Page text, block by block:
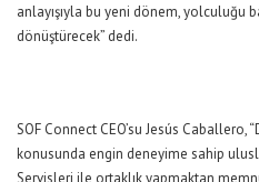
anlayışıyla bu yeni dönem, yolculuğu
dönüştürecek” dedi.
SOF Connect CEO’su Jesús Caballero,
konusunda engin deneyime sahip
Servisleri ile ortaklık yapmaktan